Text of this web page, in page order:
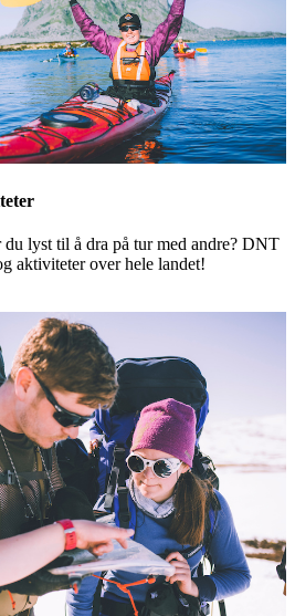
lyst til å dra på tur med andre? DNT
aktiviteter over hele landet!